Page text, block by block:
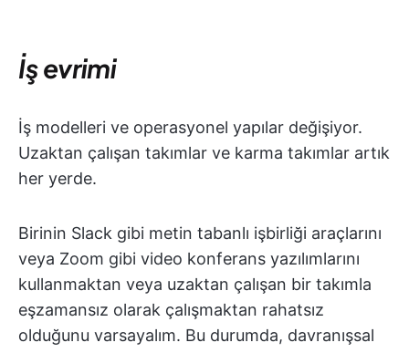
İş evrimi
İş modelleri ve operasyonel yapılar değişiyor.
Uzaktan çalışan takımlar ve karma takımlar artık
her yerde.
Birinin Slack gibi metin tabanlı işbirliği araçlarını
veya Zoom gibi video konferans yazılımlarını
kullanmaktan veya uzaktan çalışan bir takımla
eşzamansız olarak çalışmaktan rahatsız
olduğunu varsayalım. Bu durumda, davranışsal